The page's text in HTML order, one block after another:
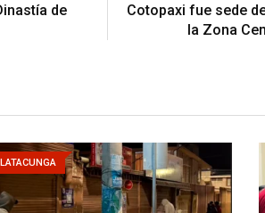
de
Cotopaxi fue sede
la Zona
LATACUNGA